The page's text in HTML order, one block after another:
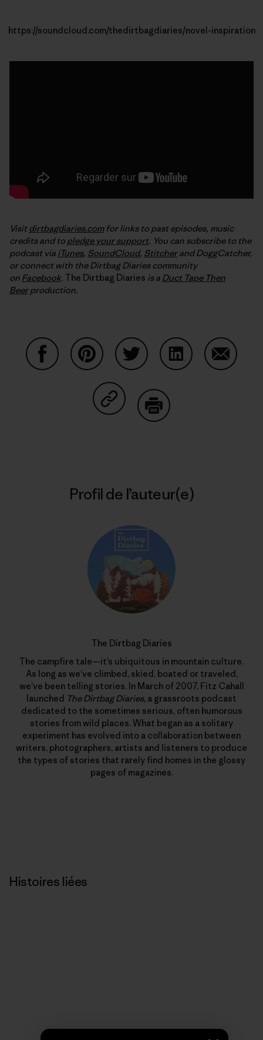
https://soundcloud.com/thedirtbagdiaries/novel-inspiration
Visitdirtbagdiaries.comfor links to past episodes, music
credits and to pledge your support. You can subscribe to the
podcast via iTunes, SoundCloud, Stitcherand DoggCatcher,
or connect with the Dirtbag Diaries community
on Facebook. The Dirtbag Diaries is a Duct Tape Then
Beerproduction.
Partager sur Copy Link
Profil de l’auteur(e)
The Dirtbag Diaries
The campfire tale—it’s ubiquitous in mountain culture.
As long as we’ve climbed, skied, boated or traveled,
we’ve been telling stories. In March of 2007, Fitz Cahall
launched The Dirtbag Diaries, a grassroots podcast
dedicated to the sometimes serious, often humorous
stories from wild places. What began as a solitary
experiment has evolved into a collaboration between
writers, photographers, artists and listeners to produce
the types of stories that rarely find homes in the glossy
pages of magazines.
Histoires liées